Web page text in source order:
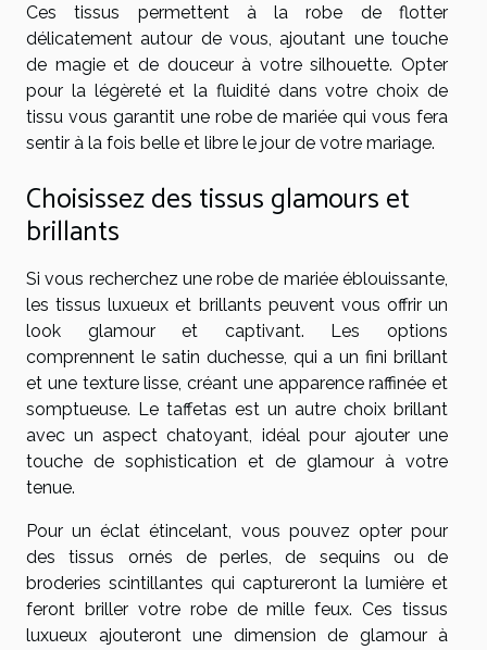
Ces tissus permettent à la robe de flotter
délicatement autour de vous, ajoutant une touche
de magie et de douceur à votre silhouette. Opter
pour la légèreté et la fluidité dans votre choix de
tissu vous garantit une robe de mariée qui vous fera
sentir à la fois belle et libre le jour de votre mariage.
Choisissez des tissus glamours et
brillants
Si vous recherchez une robe de mariée éblouissante,
les tissus luxueux et brillants peuvent vous offrir un
look glamour et captivant. Les options
comprennent le satin duchesse, qui a un fini brillant
et une texture lisse, créant une apparence raffinée et
somptueuse. Le taffetas est un autre choix brillant
avec un aspect chatoyant, idéal pour ajouter une
touche de sophistication et de glamour à votre
tenue.
Pour un éclat étincelant, vous pouvez opter pour
des tissus ornés de perles, de sequins ou de
broderies scintillantes qui captureront la lumière et
feront briller votre robe de mille feux. Ces tissus
luxueux ajouteront une dimension de glamour à